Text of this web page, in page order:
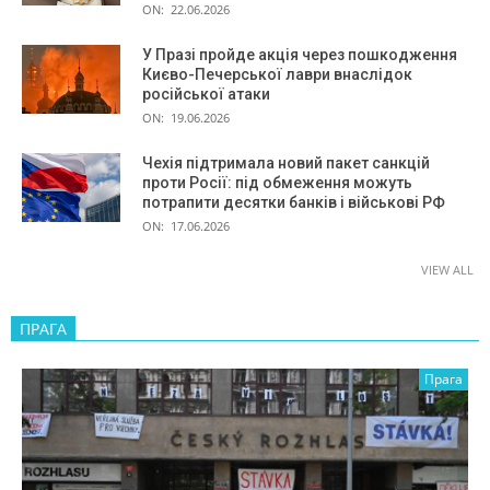
ON: 22.06.2026
У Празі пройде акція через пошкодження
Києво-Печерської лаври внаслідок
російської атаки
ON: 19.06.2026
Чехія підтримала новий пакет санкцій
проти Росії: під обмеження можуть
потрапити десятки банків і військові РФ
ON: 17.06.2026
VIEW ALL
ПРАГА
Прага